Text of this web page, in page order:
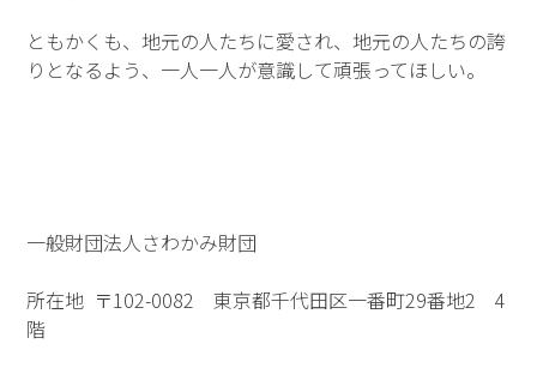
ともかくも、地元の人たちに愛され、地元の人たちの誇
りとなるよう、一人一人が意識して頑張ってほしい。
一般財団法人さわかみ財団
所在地 〒102-0082 東京都千代田区一番町29番地2 4
階